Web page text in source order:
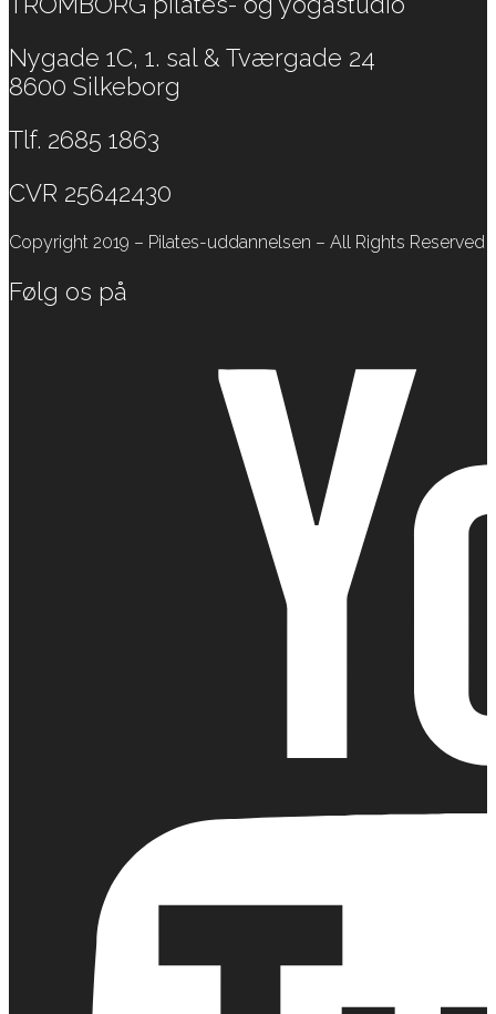
Nygade 1C, 1. sal & Tværgade 24
8600 Silkeborg
Tlf. 2685 1863
CVR 25642430
Copyright 2019 – Pilates-uddannelsen – All Rights Reserved
Følg os på